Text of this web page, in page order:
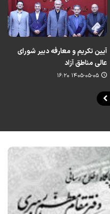
آیین تکریم و معارفه دبیر شورای
عالی مناطق آزاد
۱۴۰۵-۰۵-۰۵ ۱۶:۲۰